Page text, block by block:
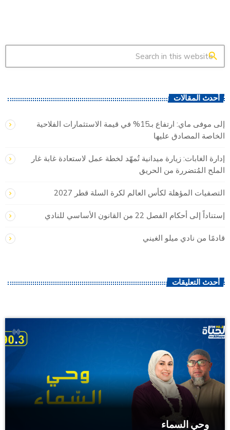
search
أحدث المقالات
إلى موفى ماي: ارتفاع بـ15% في قيمة الاستثمارات الفلاحية
الخاصة المصادق عليها
إدارة الغابات: زيارة ميدانية تُمهّد لخطة عمل لاستعادة غابة غار
الملح المُتضررة من الحريق
التصفيات المؤهلة لكأس العالم لكرة السلة قطر 2027
إستناداً إلى أحكام الفصل 22 من القانون الأساسي للنادي
قادمًا من نادي ميلو الغيني
أحدث التعليقات
وحي السماء